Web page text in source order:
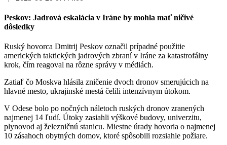
Peskov: Jadrová eskalácia v Iráne by mohla mať ničivé
dôsledky
Ruský hovorca Dmitrij Peskov označil prípadné použitie
amerických taktických jadrových zbraní v Iráne za katastrofálny
krok, čím reagoval na rôzne správy v médiách.
Zatiaľ čo Moskva hlásila zničenie dvoch dronov smerujúcich na
hlavné mesto, ukrajinské mestá čelili intenzívnym útokom.
V Odese bolo po nočných náletoch ruských dronov zranených
najmenej 14 ľudí. Útoky zasiahli výškové budovy, univerzitu,
plynovod aj železničnú stanicu. Miestne úrady hovoria o najmenej
10 zásahoch obytných domov, ktoré spôsobili rozsiahle požiare.